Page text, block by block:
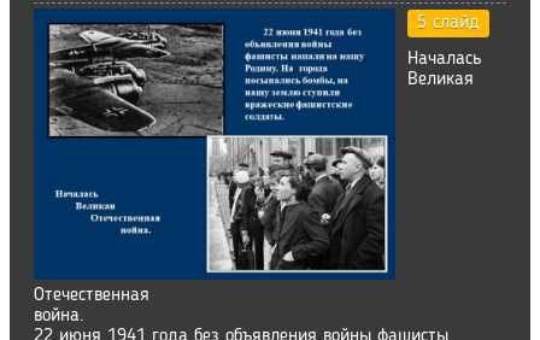
5 слайд
Началась
Великая
Отечественная
война.